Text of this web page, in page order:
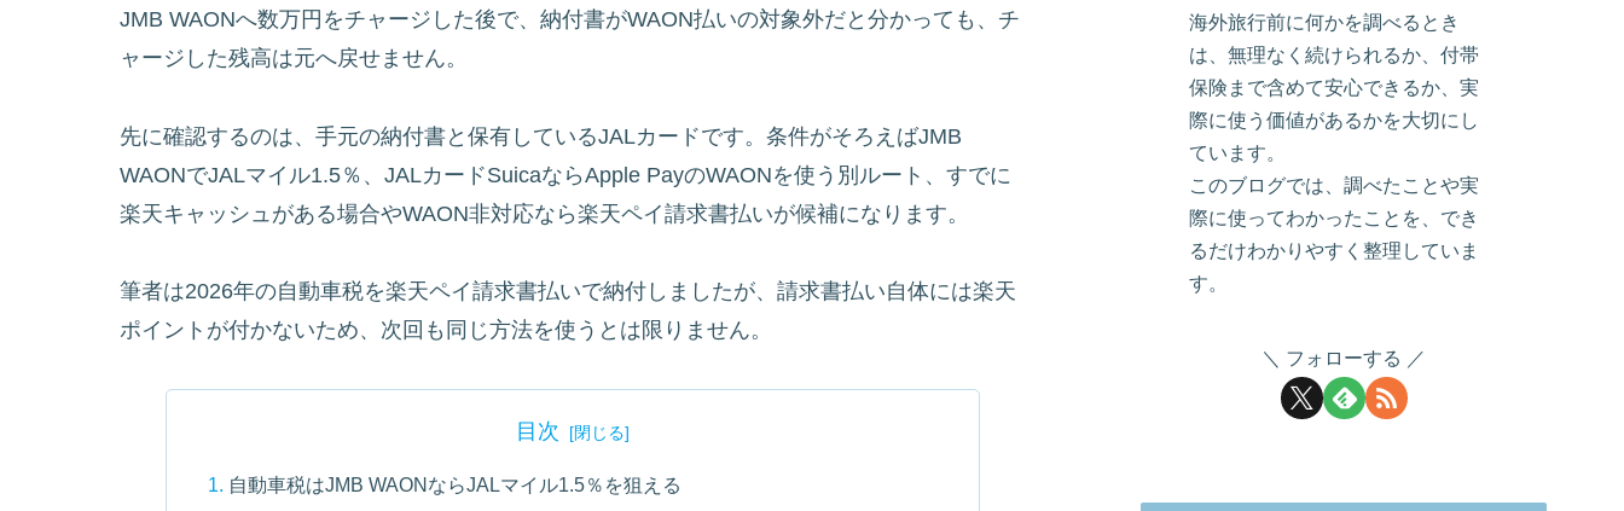
JMB WAONへ数万円をチャージした後で、納付書がWAON払いの対象外だと分かっても、チ
ャージした残高は元へ戻せません。
先に確認するのは、手元の納付書と保有しているJALカードです。条件がそろえばJMB
WAONでJALマイル1.5％、JALカードSuicaならApple PayのWAONを使う別ルート、すでに
楽天キャッシュがある場合やWAON非対応なら楽天ペイ請求書払いが候補になります。
筆者は2026年の自動車税を楽天ペイ請求書払いで納付しましたが、請求書払い自体には楽天
ポイントが付かないため、次回も同じ方法を使うとは限りません。
目次
自動車税はJMB WAONならJALマイル1.5％を狙える
海外旅行前に何かを調べるとき
は、無理なく続けられるか、付帯
保険まで含めて安心できるか、実
際に使う価値があるかを大切にし
ています。
このブログでは、調べたことや実
際に使ってわかったことを、でき
るだけわかりやすく整理していま
す。
フォローする